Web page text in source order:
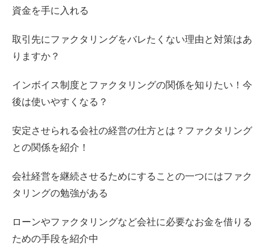
資金を手に入れる
取引先にファクタリングをバレたくない理由と対策はあ
りますか？
インボイス制度とファクタリングの関係を知りたい！今
後は使いやすくなる？
安定させられる会社の経営の仕方とは？ファクタリング
との関係を紹介！
会社経営を継続させるためにすることの一つにはファク
タリングの勉強がある
ローンやファクタリングなど会社に必要なお金を借りる
ための手段を紹介中